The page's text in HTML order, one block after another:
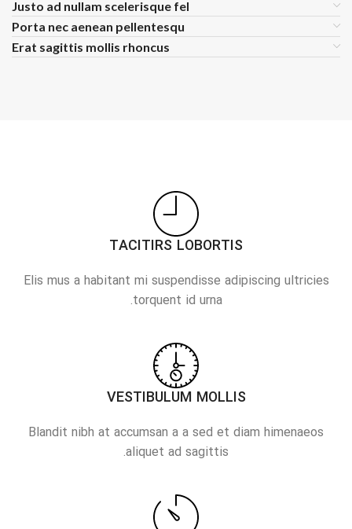
Justo ad nullam scelerisque fel
Porta nec aenean pellentesqu
Erat sagittis mollis rhoncus
TACITIRS LOBORTIS
Elis mus a habitant mi suspendisse adipiscing ultricies
torquent id urna.
VESTIBULUM MOLLIS
Blandit nibh at accumsan a a sed et diam himenaeos
aliquet ad sagittis.